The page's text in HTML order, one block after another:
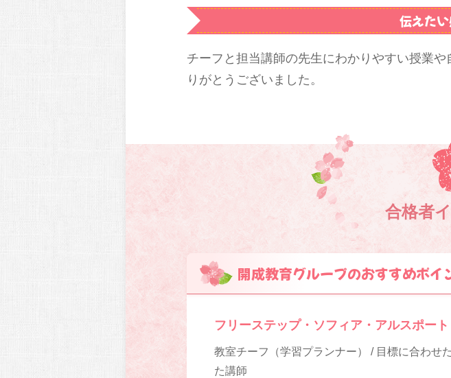
伝えた
チーフと担当講師の先生にわかりやすい授業
りがとうございました。
合格者
開成教育グループのおすすめポイ
フリーステップ・ソフィア・アルスポート
教室チーフ（学習プランナー） / 目標に合わせ
た講師